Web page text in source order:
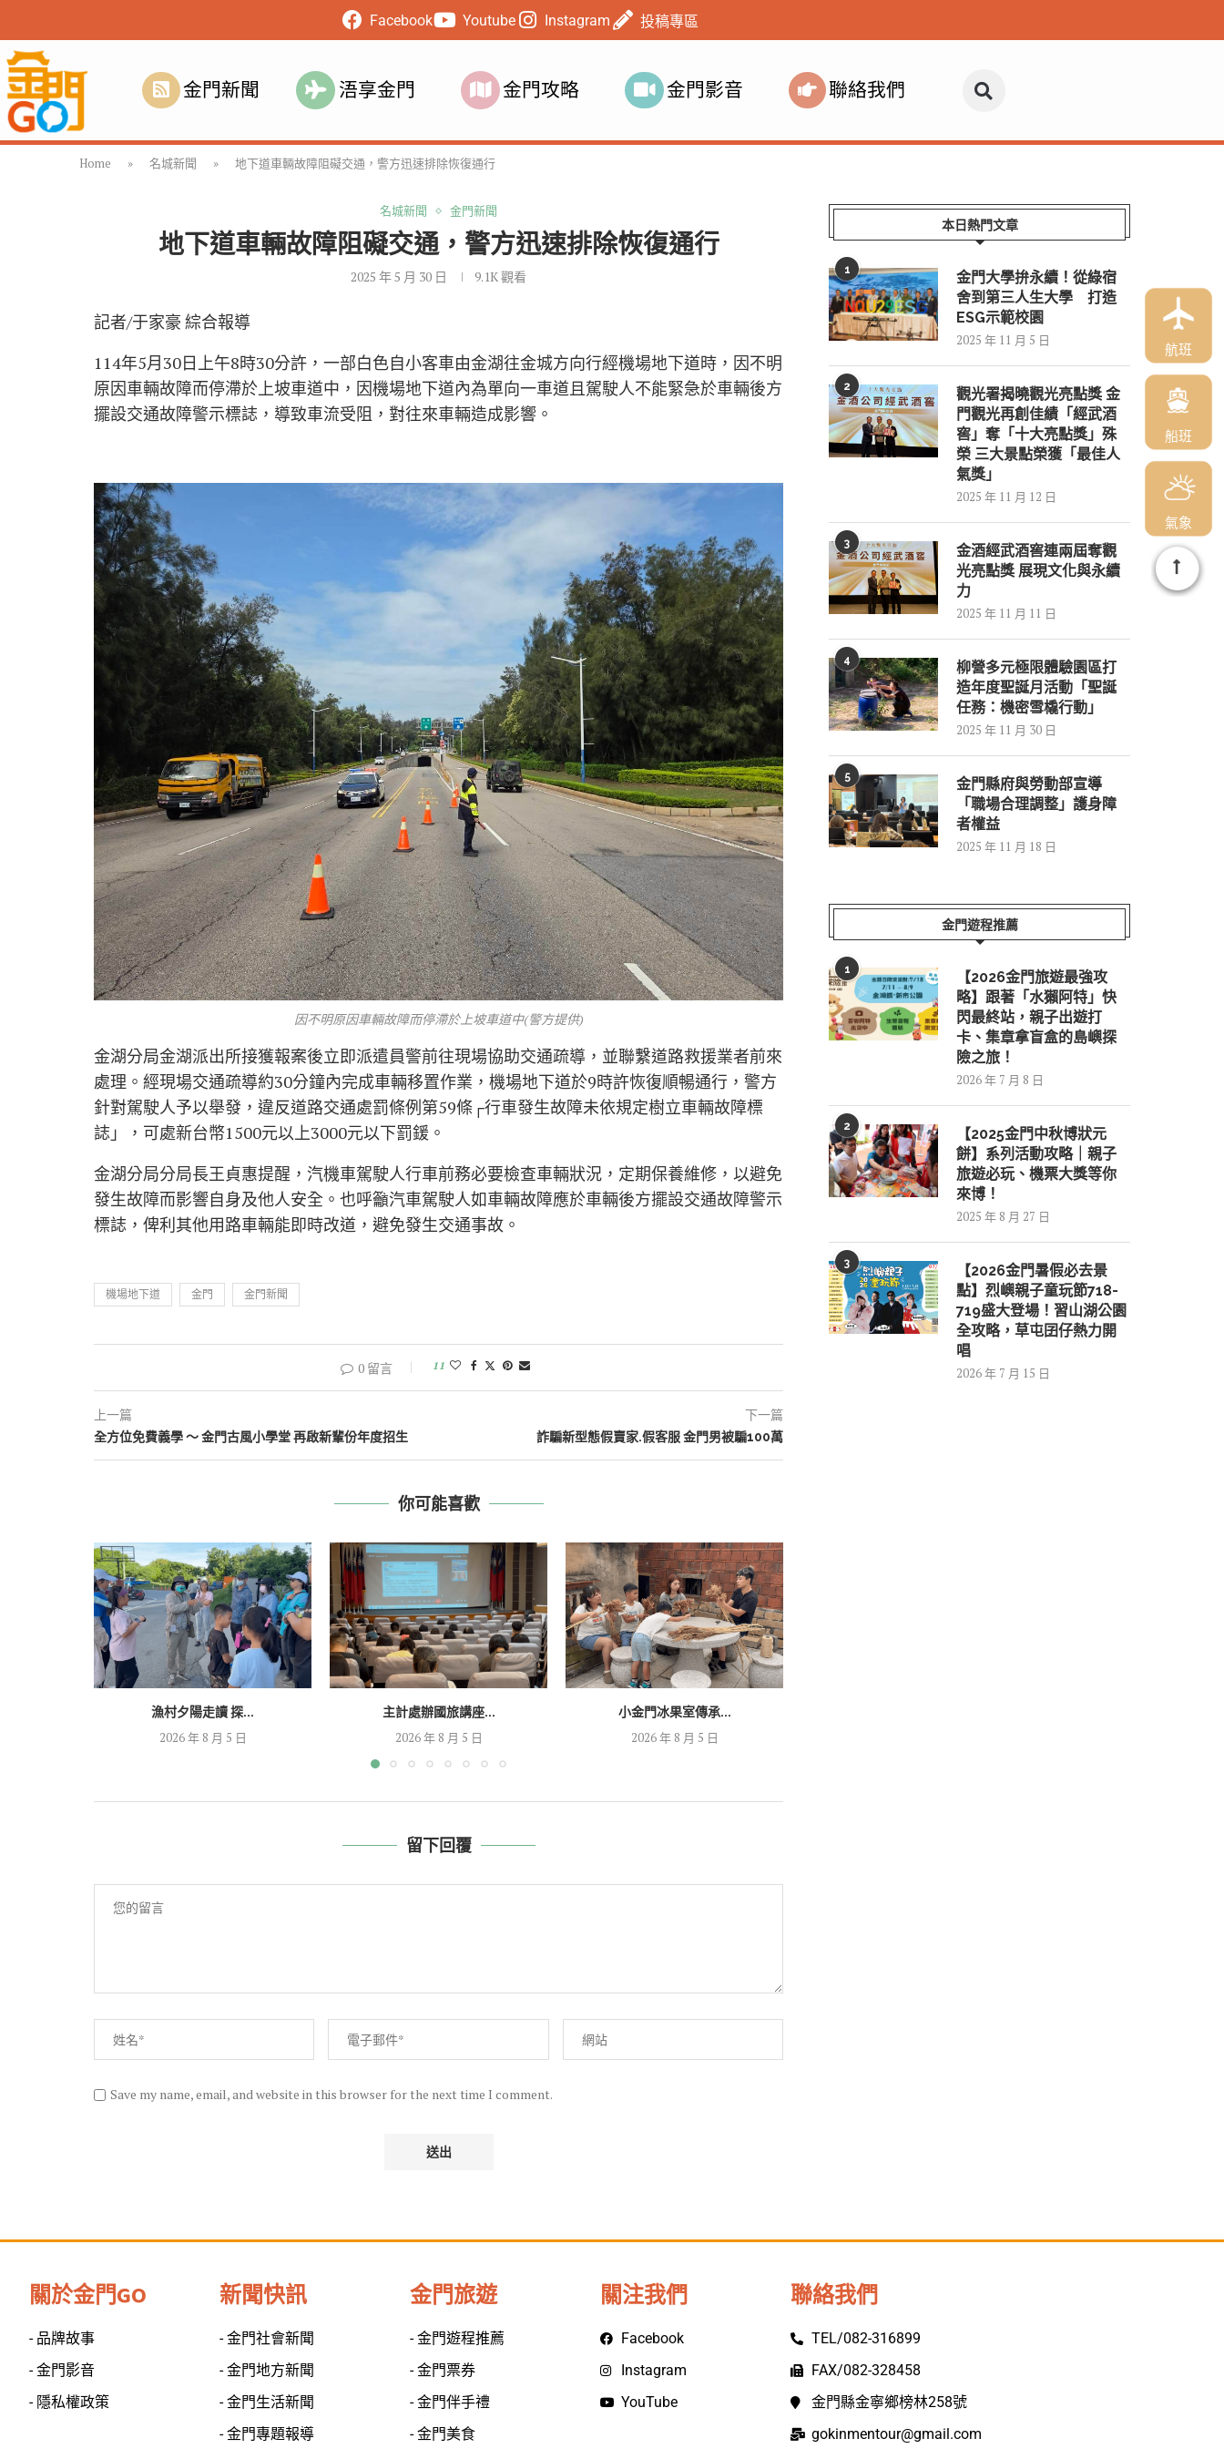
Facebook Youtube Instagram 投稿專區
金門新聞 浯享金門 金門攻略 金門影音 聯絡我們
Home » 名城新聞 » 地下道車輛故障阻礙交通，警方迅速排除恢復通行
名城新聞 金門新聞
地下道車輛故障阻礙交通，警方迅速排除恢復通行
2025 年 5 月 30 日 9.1K觀看
記者/于家豪 綜合報導
114年5月30日上午8時30分許，一部白色自小客車由金湖往金城方向行經機場地下道時，因不明
原因車輛故障而停滯於上坡車道中，因機場地下道內為單向一車道且駕駛人不能緊急於車輛後方
擺設交通故障警示標誌，導致車流受阻，對往來車輛造成影響。
因不明原因車輛故障而停滯於上坡車道中(警方提供)
金湖分局金湖派出所接獲報案後立即派遣員警前往現場協助交通疏導，並聯繫道路救援業者前來
處理。經現場交通疏導約30分鐘內完成車輛移置作業，機場地下道於9時許恢復順暢通行，警方
針對駕駛人予以舉發，違反道路交通處罰條例第59條┌行車發生故障未依規定樹立車輛故障標
誌」，可處新台幣1500元以上3000元以下罰鍰。
金湖分局分局長王貞惠提醒，汽機車駕駛人行車前務必要檢查車輛狀況，定期保養維修，以避免
發生故障而影響自身及他人安全。也呼籲汽車駕駛人如車輛故障應於車輛後方擺設交通故障警示
標誌，俾利其他用路車輛能即時改道，避免發生交通事故。
機場地下道 金門 金門新聞
0 留言 11
上一篇
全方位免費義學 ～ 金門古風小學堂 再啟新輩份年度招生
下一篇
詐騙新型態假賣家.假客服 金門男被騙100萬
你可能喜歡
漁村夕陽走讀 探...
2026 年 8 月 5 日
主計處辦國旅講座...
2026 年 8 月 5 日
小金門冰果室傳承...
2026 年 8 月 5 日
留下回覆
Save my name, email, and website in this browser for the next time I comment.
本日熱門文章
1
金門大學拚永續！從綠宿
舍到第三人生大學 打造
ESG示範校園
2025 年 11 月 5 日
2
觀光署揭曉觀光亮點獎 金
門觀光再創佳績「經武酒
窖」奪「十大亮點獎」殊
榮 三大景點榮獲「最佳人
氣獎」
2025 年 11 月 12 日
3
金酒經武酒窖連兩屆奪觀
光亮點獎 展現文化與永續
力
2025 年 11 月 11 日
4
柳營多元極限體驗園區打
造年度聖誕月活動「聖誕
任務：機密雪橇行動」
2025 年 11 月 30 日
5
金門縣府與勞動部宣導
「職場合理調整」護身障
者權益
2025 年 11 月 18 日
金門遊程推薦
1
【2026金門旅遊最強攻
略】跟著「水獺阿特」快
閃最終站，親子出遊打
卡、集章拿盲盒的島嶼探
險之旅！
2026 年 7 月 8 日
2
【2025金門中秋博狀元
餅】系列活動攻略｜親子
旅遊必玩、機票大獎等你
來博！
2025 年 8 月 27 日
3
【2026金門暑假必去景
點】烈嶼親子童玩節718-
719盛大登場！習山湖公園
全攻略，草屯囝仔熱力開
唱
2026 年 7 月 15 日
關於金門GO
- 品牌故事
- 金門影音
- 隱私權政策
新聞快訊
- 金門社會新聞
- 金門地方新聞
- 金門生活新聞
- 金門專題報導
金門旅遊
- 金門遊程推薦
- 金門票券
- 金門伴手禮
- 金門美食
關注我們
Facebook
Instagram
YouTube
聯絡我們
TEL/082-316899
FAX/082-328458
金門縣金寧鄉榜林258號
gokinmentour@gmail.com
航班
船班
氣象